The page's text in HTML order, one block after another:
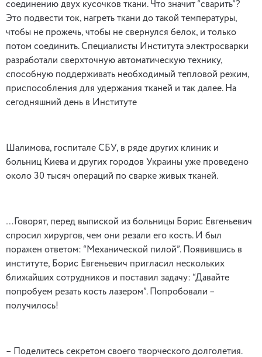
соединению двух кусочков ткани. Что значит “сварить”?
Это подвести ток, нагреть ткани до такой температуры,
чтобы не прожечь, чтобы не свернулся белок, и только
потом соединить. Специалисты Института электросварки
разработали сверхточную автоматическую технику,
способную поддерживать необходимый тепловой режим,
приспособления для удержания тканей и так далее. На
сегодняшний день в Институте
Шалимова, госпитале СБУ, в ряде других клиник и
больниц Киева и других городов Украины уже проведено
около 30 тысяч операций по сварке живых тканей.
…Говорят, перед выпиской из больницы Борис Евгеньевич
спросил хирургов, чем они резали его кость. И был
поражен ответом: “Механической пилой”. Появившись в
институте, Борис Евгеньевич пригласил нескольких
ближайших сотрудников и поставил задачу: “Давайте
попробуем резать кость лазером”. Попробовали –
получилось!
– Поделитесь секретом своего творческого долголетия.